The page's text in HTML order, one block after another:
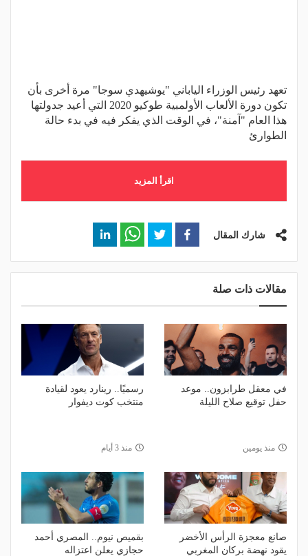
تعهد رئيس الوزراء الياباني "يوشيهدي سوجا" مرة أخرى بأن
تكون دورة الألعاب الأولمبية طوكيو 2020 التي أعيد جدولتها
هذا العام "آمنة"، في الوقت الذي يفكر فيه في بدء حالة
الطوارئ
اقرأ المزيد
شارك المقال
مقالات ذات صلة
في معقل طرابزون.. موعد
حفل توقيع صلاح الليلة
منذ يومين
رسميًا.. رينارد يعود لقيادة
منتخب كوت ديفوار
منذ 3 أيام
صانع معجزة الرأس الأخضر
يقود نهضة بركان المغربي
بقميص نيوم.. المصري أحمد
حجازي يعلن اعتزاله